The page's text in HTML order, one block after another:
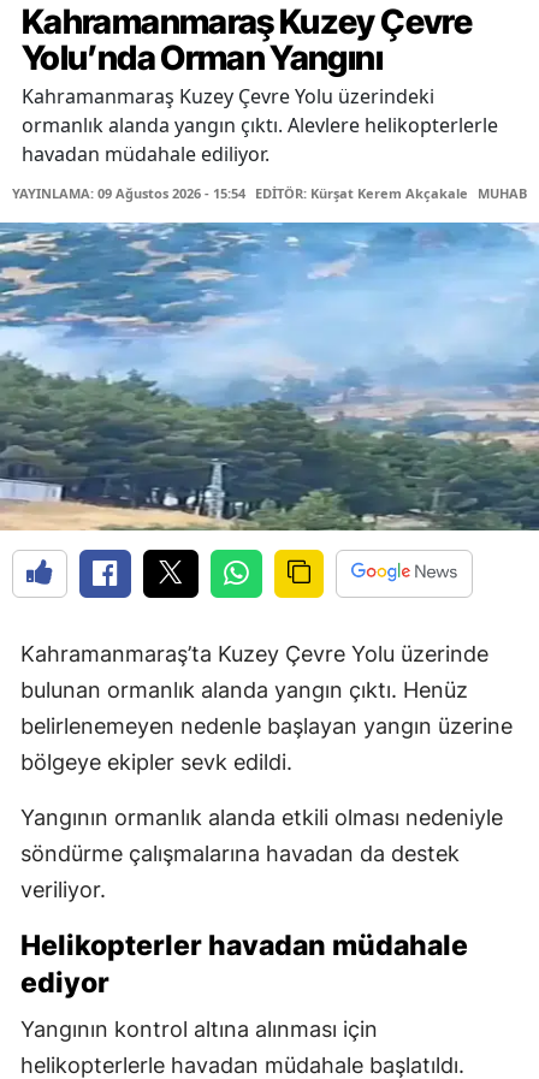
Kahramanmaraş Kuzey Çevre
Yolu’nda Orman Yangını
Kahramanmaraş Kuzey Çevre Yolu üzerindeki
ormanlık alanda yangın çıktı. Alevlere helikopterlerle
havadan müdahale ediliyor.
YAYINLAMA: 09 Ağustos 2026 - 15:54 EDİTÖR: Kürşat Kerem Akçakale
Kahramanmaraş’ta Kuzey Çevre Yolu üzerinde
bulunan ormanlık alanda yangın çıktı. Henüz
belirlenemeyen nedenle başlayan yangın üzerine
bölgeye ekipler sevk edildi.
Yangının ormanlık alanda etkili olması nedeniyle
söndürme çalışmalarına havadan da destek
veriliyor.
Helikopterler havadan müdahale
ediyor
Yangının kontrol altına alınması için
helikopterlerle havadan müdahale başlatıldı.